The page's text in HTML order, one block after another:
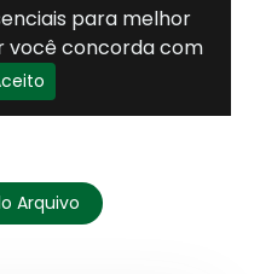
Arquivo